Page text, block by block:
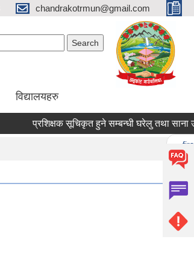
chandrakotrmun@gmail.com
विद्यालयहरु
प्रशिक्षक सूचिकृत हुने सम्बन्धी घरेलु तथा साना उधोग